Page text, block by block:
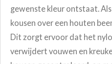
gewenste kleur ontstaat.
kousen over een houten
Dit zorgt ervoor dat het
verwijdert vouwen en